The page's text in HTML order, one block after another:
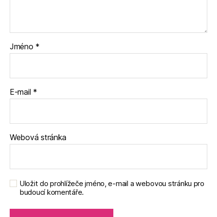
Jméno *
E-mail *
Webová stránka
Uložit do prohlížeče jméno, e-mail a webovou stránku pro
budoucí komentáře.